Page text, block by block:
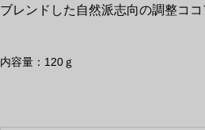
ブレンドした自然派志向の調整ココ
内容量：120ｇ